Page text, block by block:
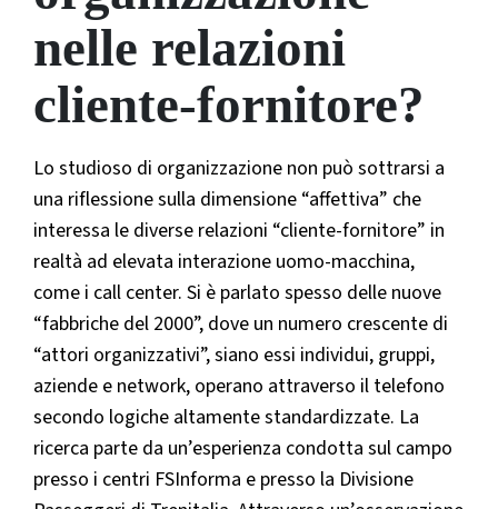
nelle relazioni
cliente-fornitore?
Lo studioso di organizzazione non può sottrarsi a
una riflessione sulla dimensione “affettiva” che
interessa le diverse relazioni “cliente-fornitore” in
realtà ad elevata interazione uomo-macchina,
come i call center. Si è parlato spesso delle nuove
“fabbriche del 2000”, dove un numero crescente di
“attori organizzativi”, siano essi individui, gruppi,
aziende e network, operano attraverso il telefono
secondo logiche altamente standardizzate. La
ricerca parte da un’esperienza condotta sul campo
presso i centri FSInforma e presso la Divisione